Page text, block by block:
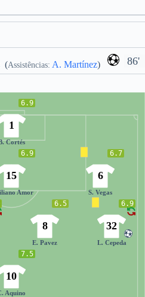
86'
(Assistências: A. Martínez)
6.9
1
Cortés
6.7
6
S. Vegas
6.9
15
Amor
6.9
32
L. Cepeda
6.5
8
E. Pavez
7.5
10
Aquino